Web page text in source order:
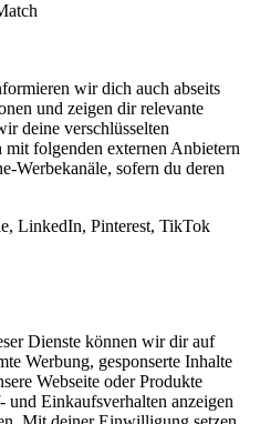
wir dich auch abseits
und zeigen dir relevante
deine verschlüsselten
mit folgenden externen Anbietern
Werbekanäle, sofern du deren
LinkedIn, Pinterest, TikTok
Dienste können wir dir auf
Werbung, gesponserte Inhalte
Webseite oder Produkte
und Einkaufsverhalten anzeigen